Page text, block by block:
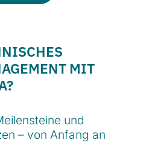
MIT
und
– von Anfang an